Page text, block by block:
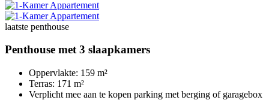
laatste penthouse
Penthouse met 3 slaapkamers
Oppervlakte: 159 m²
Terras: 171 m²
Verplicht mee aan te kopen parking met berging of garagebox